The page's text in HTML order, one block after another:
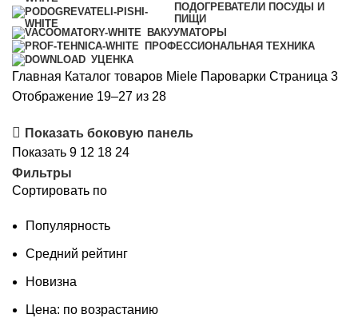
ПОДОГРЕВАТЕЛИ ПОСУДЫ И
ПИЩИ
ВАКУУМАТОРЫ
ПРОФЕССИОНАЛЬНАЯ ТЕХНИКА
УЦЕНКА
Главная Каталог товаров Miele Пароварки Страница 3
Отображение 19–27 из 28Цены:
убыванию
Показать боковую панель
Показать 9 12 18 24
Фильтры
Сортировать по
Популярность
Средний рейтинг
Новизна
Цена: по возрастанию